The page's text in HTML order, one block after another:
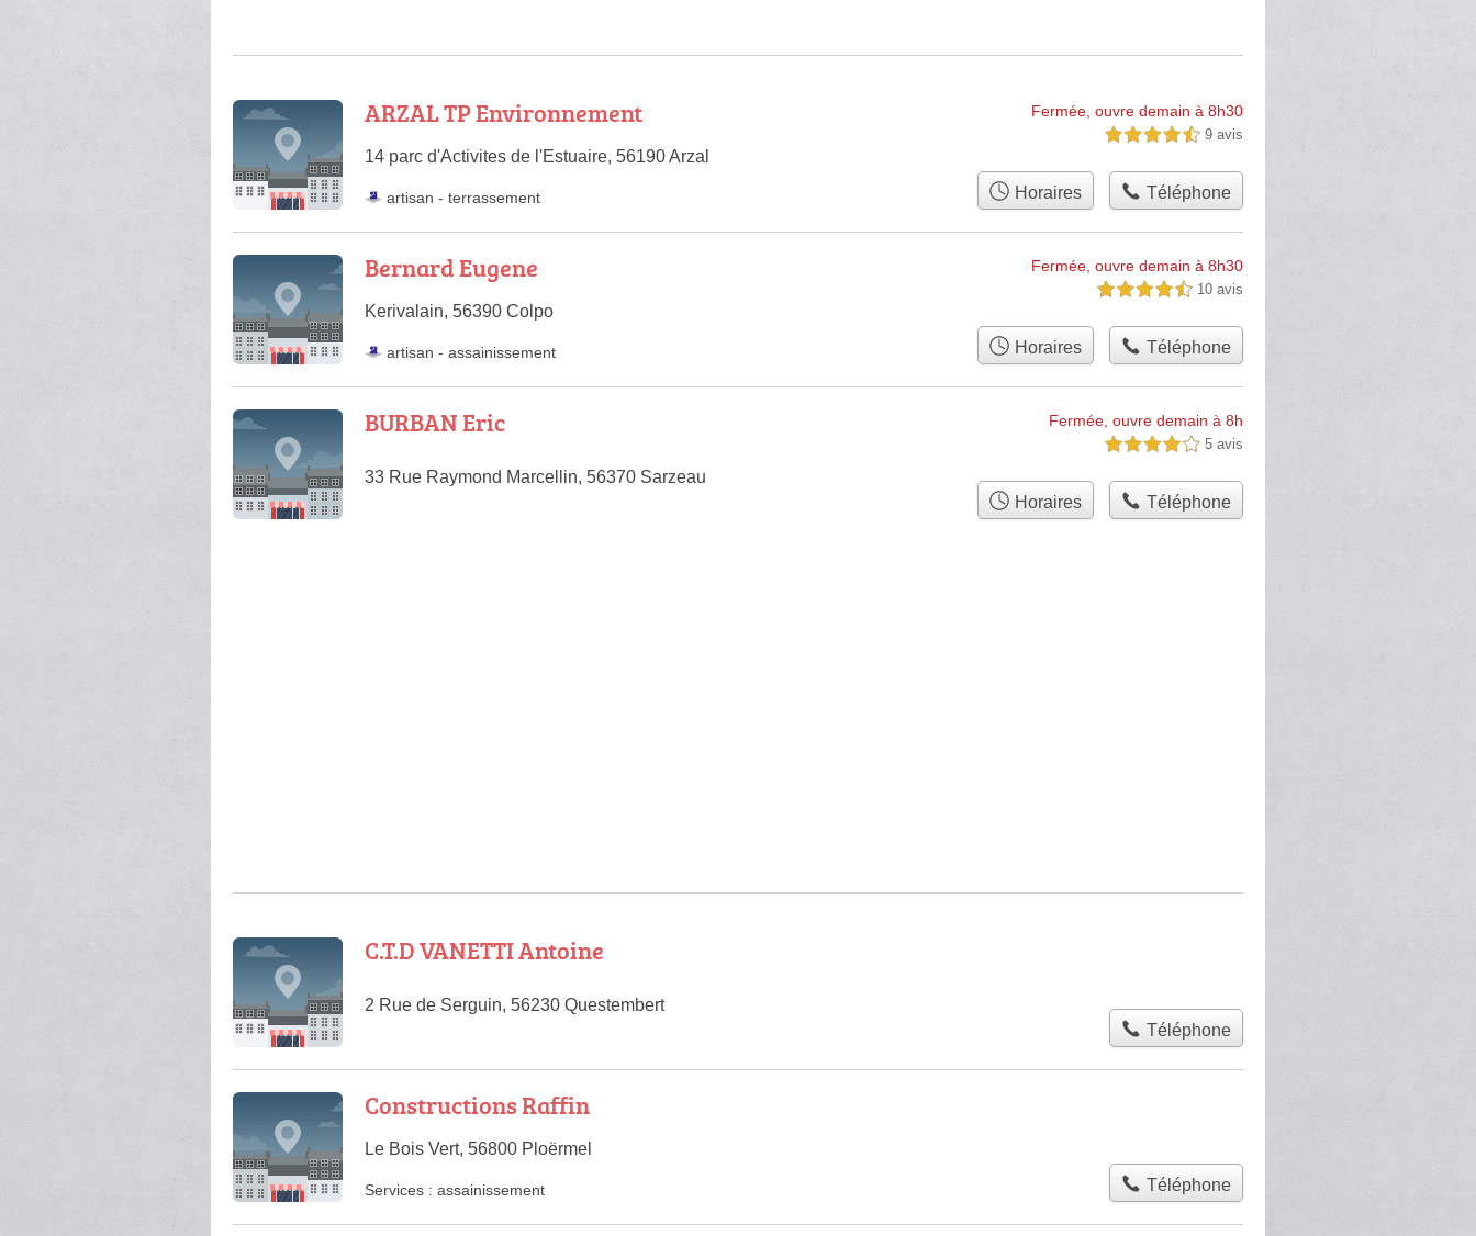
ARZAL TP Environnement
14 parc d'Activites de l'Estuaire, 56190 Arzal
Fermée, ouvre demain à 8h30
4,5 étoiles sur 5 9 avis
artisan - terrassement Horaires Téléphone
Bernard Eugene
Kerivalain, 56390 Colpo
Fermée, ouvre demain à 8h30
4,5 étoiles sur 5 10 avis
artisan - assainissement Horaires Téléphone
BURBAN Eric
33 Rue Raymond Marcellin, 56370 Sarzeau
Fermée, ouvre demain à 8h
4,0 étoiles sur 5 5 avis
Horaires Téléphone
C.T.D VANETTI Antoine
2 Rue de Serguin, 56230 Questembert
Téléphone
Constructions Raffin
Le Bois Vert, 56800 Ploërmel
Services : assainissement Téléphone